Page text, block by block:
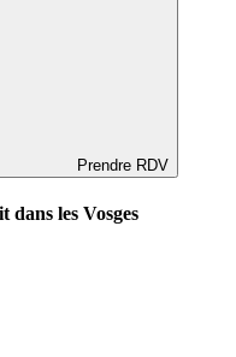
Prendre RDV
dans les Vosges